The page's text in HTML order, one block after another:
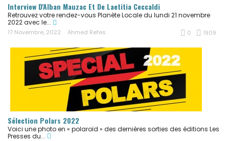
Interview D'Alban Mauzac Et De Laetitia Ceccaldi
Retrouvez votre rendez-vous Planète Locale du lundi 21 novembre
2022 avec le...
17 Novembre, 2022 Ahmed Refes 1909
0
Sélection Polars 2022
Voici une photo en « polaroïd » des dernières sorties des éditions Les
Presses du...